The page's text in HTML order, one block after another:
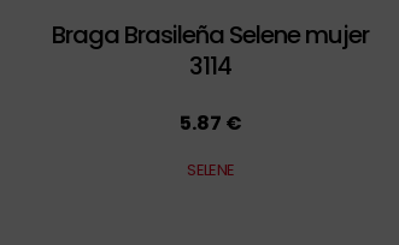
Braga Brasileña Selene mujer
3114
5.87 €
SELENE